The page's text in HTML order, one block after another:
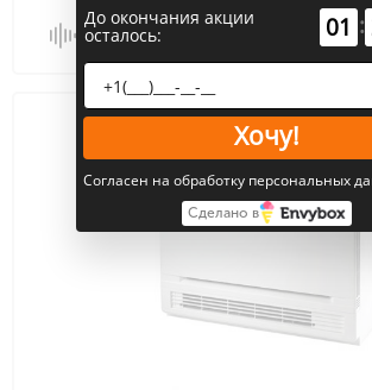
Сравнить
До окончания акции
осталось: 01 :
Хочу!
Согласен на обработку персональных
Сделано в